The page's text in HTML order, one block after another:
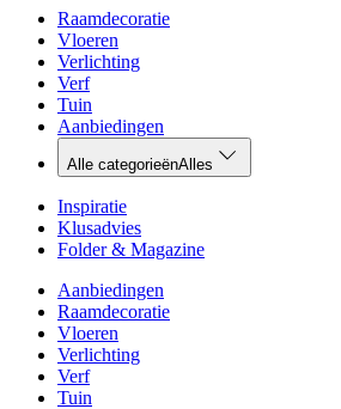
Raamdecoratie
Vloeren
Verlichting
Verf
Tuin
Aanbiedingen
Alle categorieënAlles
Inspiratie
Klusadvies
Folder & Magazine
Aanbiedingen
Raamdecoratie
Vloeren
Verlichting
Verf
Tuin